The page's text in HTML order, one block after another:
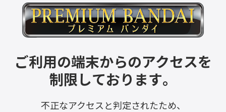
ご利用の端末からのアクセスを
制限しております。
不正なアクセスと判定されたため、